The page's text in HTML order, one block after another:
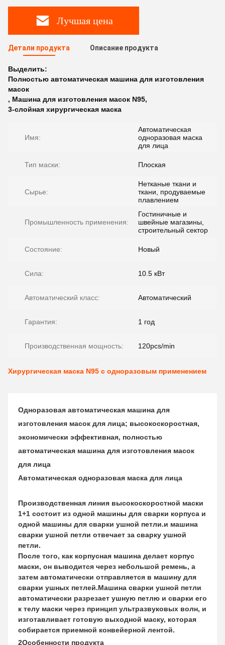
Лучшая цена
Детали продукта Описание продукта
Выделить:
Полностью автоматическая машина для изготовления
масок
, Машина для изготовления масок N95,
3-слойная хирургическая маска
Имя:
Автоматическая
одноразовая маска
для лица
Тип маски: Плоская
Сырье:
Нетканые ткани и
ткани, продуваемые
плавлением
Промышленность применения:
Гостиничные и
швейные магазины,
строительный сектор
Состояние: Новый
Сила: 10.5 кВт
Автоматический класс: Автоматический
Гарантия: 1 год
Производственная мощность: 120pcs/min
Хирургическая маска N95 с одноразовым применением
Одноразовая автоматическая машина для
изготовления масок для лица; высокоскоростная,
экономически эффективная, полностью
автоматическая машина для изготовления масок
для лица
Автоматическая одноразовая маска для лица
Производственная линия высокоскоростной маски
1+1 состоит из одной машины для сварки корпуса и
одной машины для сварки ушной петли.и машина
сварки ушной петли отвечает за сварку ушной
петли.
После того, как корпусная машина делает корпус
маски, он выводится через небольшой ремень, а
затем автоматически отправляется в машину для
сварки ушных петлей.Машина сварки ушной петли
автоматически разрезает ушную петлю и сварки его
к телу маски через принцип ультразвуковых волн, и
изготавливает готовую выходной маску, которая
собирается приемной конвейерной лентой.
2Особенности продукта